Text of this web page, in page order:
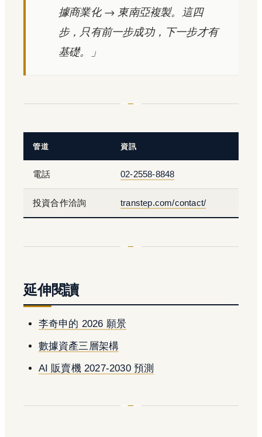
據商業化 → 東南亞複製。這四
步，只有前一步成功，下一步才有
基礎。」
管道 資訊
電話 02-2558-8848
投資合作洽詢 transtep.com/contact/
延伸閱讀
李奇申的 2026 願景
數據資產三層架構
AI 販賣機 2027-2030 預測